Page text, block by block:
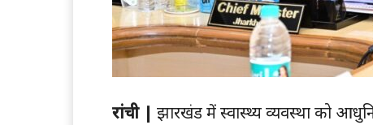
रांची | झारखंड में स्वास्थ्य व्यवस्था को